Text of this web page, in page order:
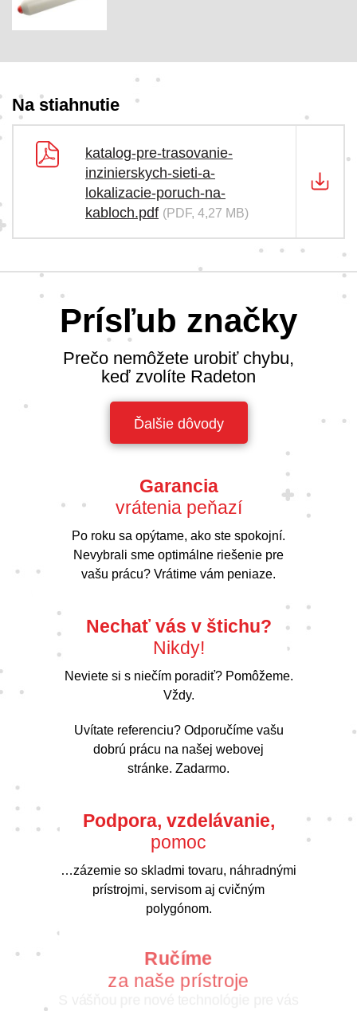
Na stiahnutie
katalog-pre-trasovanie-
inzinierskych-sieti-a-
lokalizacie-poruch-na-
kabloch.pdf (PDF, 4,27 MB)
Prísľub značky
Prečo nemôžete urobiť chybu,
keď zvolíte Radeton
Ďalšie dôvody
Garancia
vrátenia peňazí
Po roku sa opýtame, ako ste spokojní.
Nevybrali sme optimálne riešenie pre
vašu prácu? Vrátime vám peniaze.
Nechať vás v štichu?
Nikdy!
Neviete si s niečím poradiť? Pomôžeme.
Vždy.
Uvítate referenciu? Odporučíme vašu
dobrú prácu na našej webovej
stránke. Zadarmo.
Podpora, vzdelávanie,
pomoc
…zázemie so skladmi tovaru, náhradnými
prístrojmi, servisom aj cvičným
polygónom.
Ručíme
za naše prístroje